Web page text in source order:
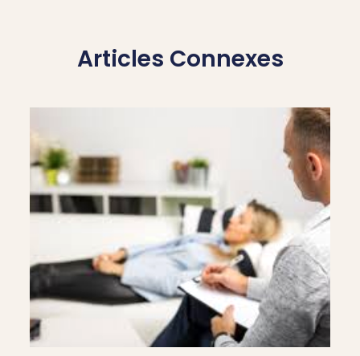
Articles Connexes